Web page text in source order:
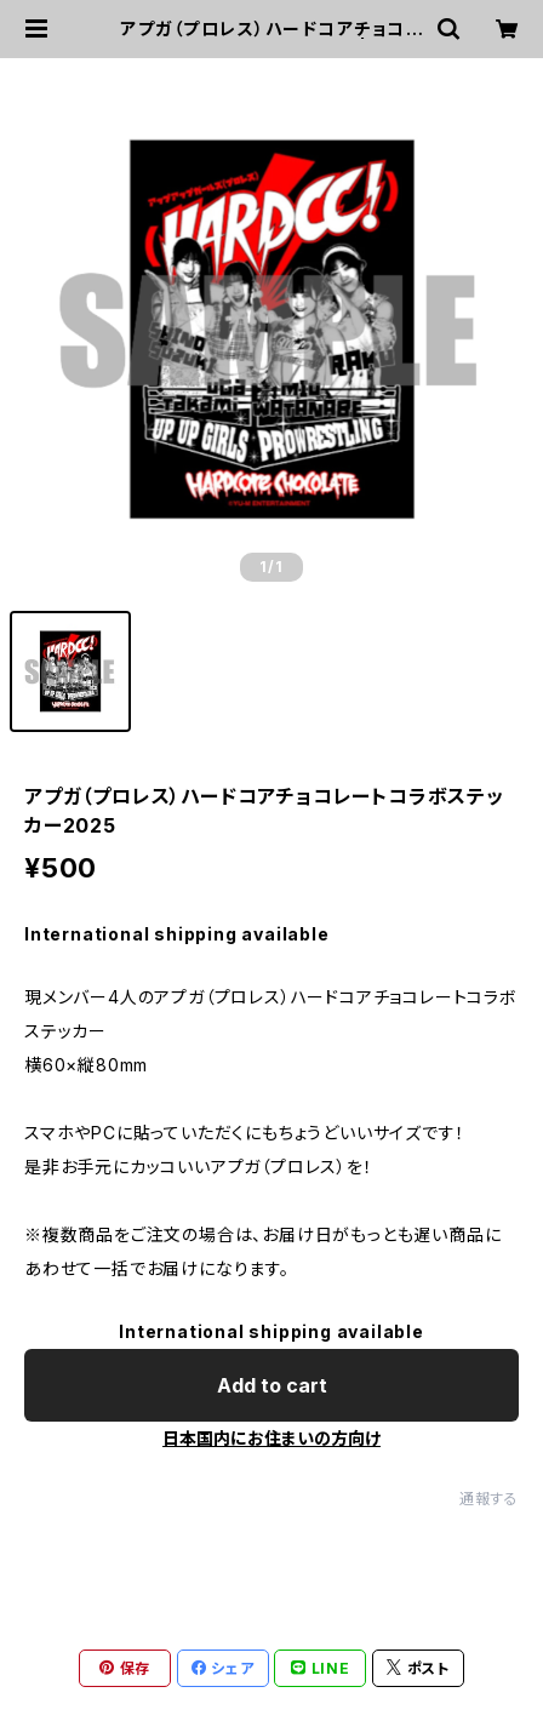
アプガ（プロレス）ハードコアチョコレ
1 /1
アプガ（プロレス）ハードコアチョコレートコラボステッ
カー2025
¥500
International shipping available
現メンバー4人のアプガ（プロレス）ハードコアチョコレートコラボ
ステッカー
横60×縦80mm
スマホやPCに貼っていただくにもちょうどいいサイズです！
是非お手元にカッコいいアプガ（プロレス）を！
※複数商品をご注文の場合は、お届け日がもっとも遅い商品に
あわせて一括でお届けになります。
International shipping available
Add to cart
日本国内にお住まいの方向け
通報する
保存 シェア LINE ポスト